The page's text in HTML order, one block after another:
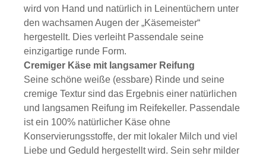
wird von Hand und natürlich in Leinentüchern unter
den wachsamen Augen der „Käsemeister“
hergestellt. Dies verleiht Passendale seine
einzigartige runde Form.
Cremiger Käse mit langsamer Reifung
Seine schöne weiße (essbare) Rinde und seine
cremige Textur sind das Ergebnis einer natürlichen
und langsamen Reifung im Reifekeller. Passendale
ist ein 100% natürlicher Käse ohne
Konservierungsstoffe, der mit lokaler Milch und viel
Liebe und Geduld hergestellt wird. Sein sehr milder